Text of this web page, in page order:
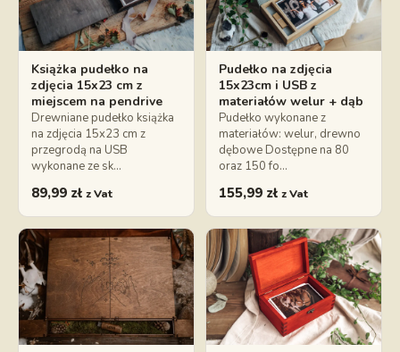
Książka pudełko na
zdjęcia 15x23 cm z
miejscem na pendrive
Drewniane pudełko książka
na zdjęcia 15x23 cm z
przegrodą na USB
wykonane ze sk…
89,99 zł z Vat
Pudełko na zdjęcia
15x23cm i USB z
materiałów welur + dąb
Pudełko wykonane z
materiałów: welur, drewno
dębowe Dostępne na 80
oraz 150 fo…
155,99 zł z Vat